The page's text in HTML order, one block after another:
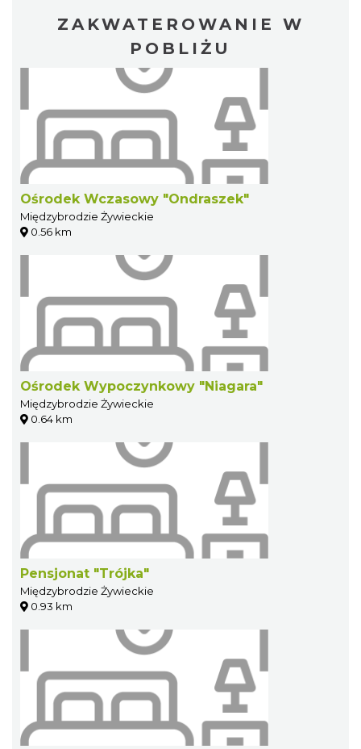
ZAKWATEROWANIE W
POBLIŻU
Ośrodek Wczasowy "Ondraszek"
Międzybrodzie Żywieckie
0.56 km
Ośrodek Wypoczynkowy "Niagara"
Międzybrodzie Żywieckie
0.64 km
Pensjonat "Trójka"
Międzybrodzie Żywieckie
0.93 km